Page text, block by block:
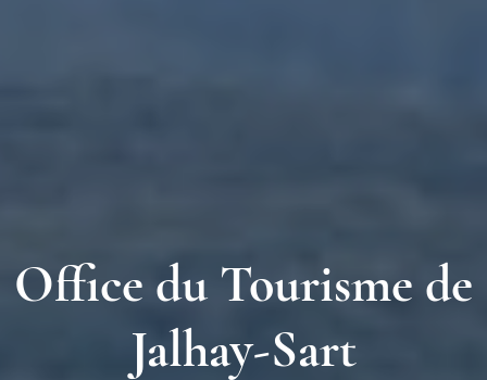
Office du Tourisme de
Jalhay-Sart